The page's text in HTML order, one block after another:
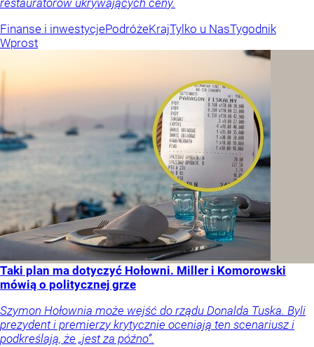
restauratorów ukrywających ceny.
Finanse i inwestycjePodróżeKrajTylko u NasTygodnik
Wprost
Taki plan ma dotyczyć Hołowni. Miller i Komorowski
mówią o politycznej grze
Szymon Hołownia może wejść do rządu Donalda Tuska. Byli
prezydent i premierzy krytycznie oceniają ten scenariusz i
podkreślają, że „jest za późno”.